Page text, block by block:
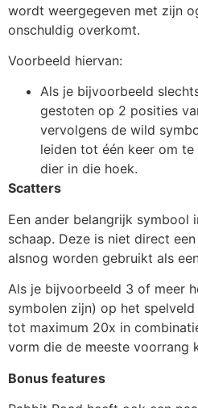
wordt weergegeven met zijn
onschuldig overkomt.
Voorbeeld hiervan:
Als je bijvoorbeeld
gestoten op 2 posities
vervolgens de wild
leiden tot één keer om
dier in die hoek.
Scatters
Een ander belangrijk symbool
schaap. Deze is niet direct
alsnog worden gebruikt als
Als je bijvoorbeeld 3 of meer
symbolen zijn) op het
tot maximum 20x in
vorm die de meeste voorrang
Bonus features